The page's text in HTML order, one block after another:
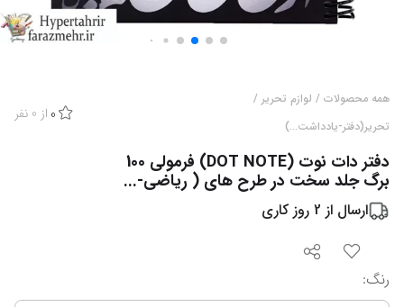
همه محصولات / لوازم تحریر /
تحریر(دفتر-یادداشت...)
0 از 0 نفر
دفتر دات نوت (DOT NOTE) فرمولی 100
برگ جلد سخت در طرح های ( ریاضی-...
ارسال از 2 روز کاری
رنگ: